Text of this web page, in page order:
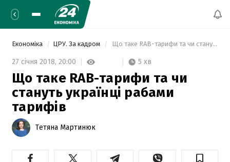
Економіка ЦРУ. За кадром Що таке RAB-тарифи та чи стануть українці рабами тарифів
27 січня 2018, 20:00 5 хв
Що таке RAB-тарифи та чи
стануть українці рабами
тарифів
Тетяна Мартинюк